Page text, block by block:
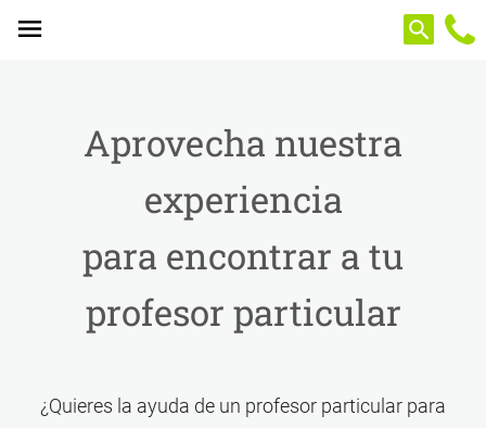
Aprovecha nuestra
experiencia
para encontrar a tu
profesor particular
¿Quieres la ayuda de un profesor particular para